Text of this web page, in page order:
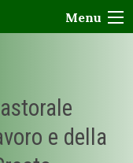
Menu
e della